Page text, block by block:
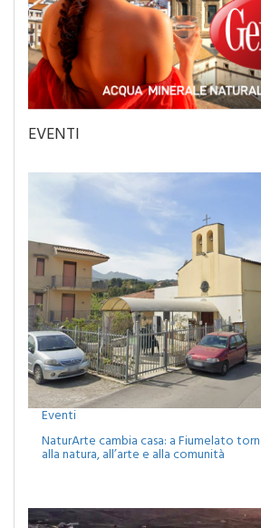
EVENTI
Eventi
NaturArte cambia casa: a Fiumelato
alla natura, all’arte e alla comunità